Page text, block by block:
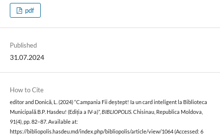
pdf
Published
31.07.2024
How to Cite
editor and Donică, L. (2024) “Campania Fii deștept! Ia un card inteligent la Biblioteca
Municipală B.P. Hasdeu! (Ediția a IV-a)”, BIBLIOPOLIS. Chisinau, Republica Moldova,
91(4), pp. 82–87. Available at:
https://bibliopolis.hasdeu.md/index.php/bibliopolis/article/view/1064 (Accessed: 6